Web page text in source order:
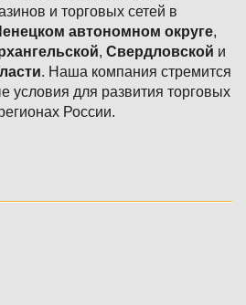
и торговых сетей в
автономном округе,
, Свердловской и
. Наша компания стремится
условия для развития торговых
России.